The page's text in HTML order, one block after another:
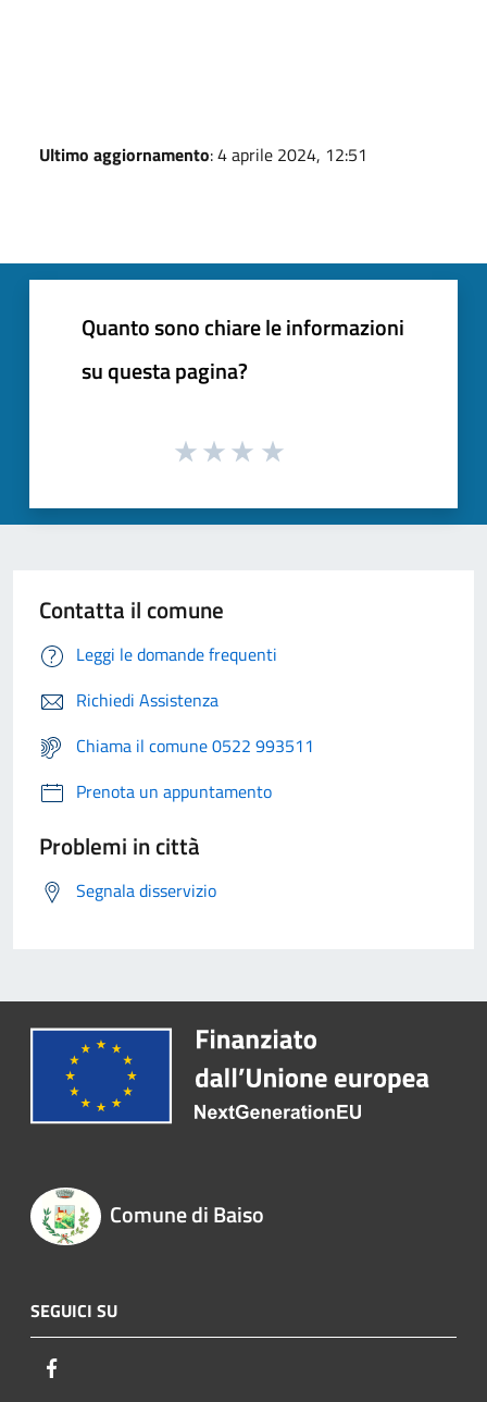
Ultimo aggiornamento: 4 aprile 2024, 12:51
Quanto sono chiare le informazioni
su questa pagina?
Contatta il comune
Leggi le domande frequenti
Richiedi Assistenza
Chiama il comune 0522 993511
Prenota un appuntamento
Problemi in città
Segnala disservizio
Comune di Baiso
SEGUICI SU